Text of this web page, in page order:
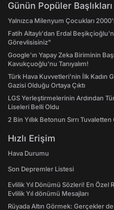
Günün Popüler Başlıkları
Yalnızca Milenyum Çocukları
Fatih Altaylı'dan Erdal
Görevlisisiniz"
Google'ın Yapay Zeka Biriminin
Kavukçuoğlu'nu Tanıyalım!
Türk Hava Kuvvetleri'nin İlk Kadın
Gazisi Olduğu Ortaya Çıktı
LGS Yerleştirmelerinin Ardından
Liseleri Belli Oldu
2 Bin Yıllık Betonun Sırrı Tuvaletten
Hızlı Erişim
Hava Durumu
Son Depremler Listesi
Evlilik Yıl Dönümü Sözleri! En Özel
Evlilik Yıl dönümü Mesajları
Rüyada Altın Görmek: Gerçekler